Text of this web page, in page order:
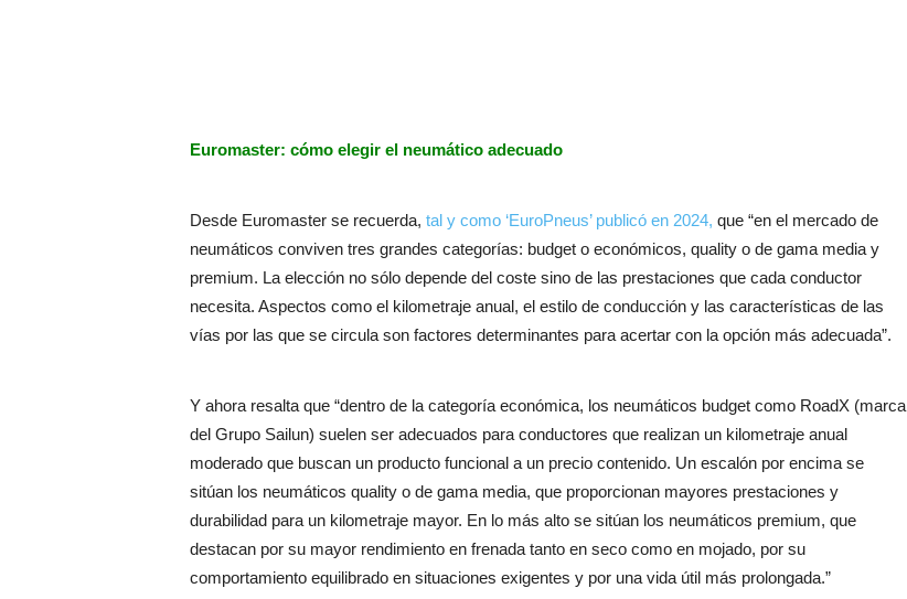
Euromaster: cómo elegir el neumático adecuado
Desde Euromaster se recuerda, tal y como ‘EuroPneus’ publicó en 2024, que “en el mercado de
neumáticos conviven tres grandes categorías: budget o económicos, quality o de gama media y
premium. La elección no sólo depende del coste sino de las prestaciones que cada conductor
necesita. Aspectos como el kilometraje anual, el estilo de conducción y las características de las
vías por las que se circula son factores determinantes para acertar con la opción más adecuada”.
Y ahora resalta que “dentro de la categoría económica, los neumáticos budget como RoadX (marca
del Grupo Sailun) suelen ser adecuados para conductores que realizan un kilometraje anual
moderado que buscan un producto funcional a un precio contenido. Un escalón por encima se
sitúan los neumáticos quality o de gama media, que proporcionan mayores prestaciones y
durabilidad para un kilometraje mayor. En lo más alto se sitúan los neumáticos premium, que
destacan por su mayor rendimiento en frenada tanto en seco como en mojado, por su
comportamiento equilibrado en situaciones exigentes y por una vida útil más prolongada.”